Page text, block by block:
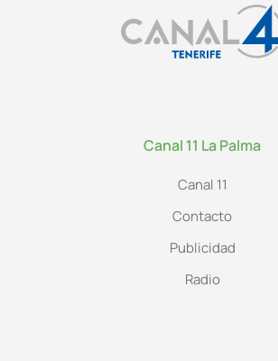
Canal 11 La Palma
Canal 11
Contacto
Publicidad
Radio